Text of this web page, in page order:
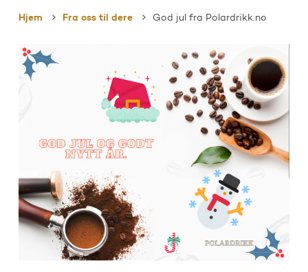
Hjem Fra oss til dere God jul fra Polardrikk.no